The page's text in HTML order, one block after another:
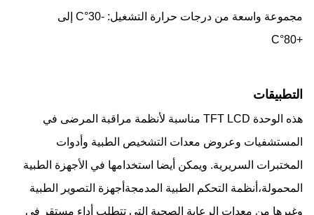
مجموعة واسعة من درجات حرارة التشغيل: -30°C إلى
+80°C
التطبيقات
هذه الوحدة TFT LCD مناسبة لأنظمة مراقبة المرضى في
المستشفيات وعروض معدات التشخيص الطبية وأدوات
المختبرات السريرية. ويمكن أيضا استخدامها في الأجهزة الطبية
المحمولة،أنظمة التحكم الطبية المدمجةأجهزة التصوير الطبية
وغيرها من معدات الرعاية الصحية التي تتطلب أداء مستقر في